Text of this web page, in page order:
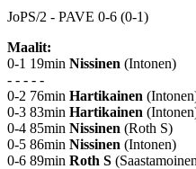
JoPS/2 - PAVE 0-6 (0-1)
Maalit:
0-1 19min Nissinen (Intonen)
- - - - -
0-2 76min Hartikainen
0-3 83min Hartikainen
0-4 85min Nissinen (Roth S)
0-5 86min Nissinen (Intonen)
0-6 89min Roth S